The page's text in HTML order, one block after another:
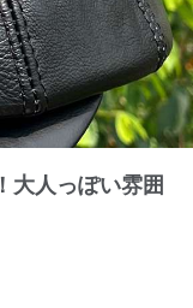
大人っぽい雰囲